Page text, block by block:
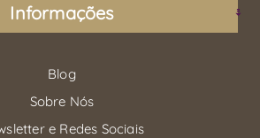
Informações
Blog
Sobre Nós
e Redes Sociais